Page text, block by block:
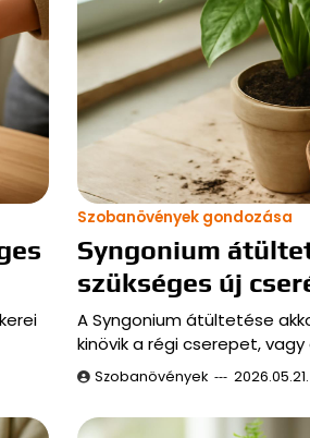
Szobanövények gondozása
Syngonium
szükséges új
A Syngonium átültetése
kinövik a régi cserepet, vagy
Szobanövények 2026.05.21.